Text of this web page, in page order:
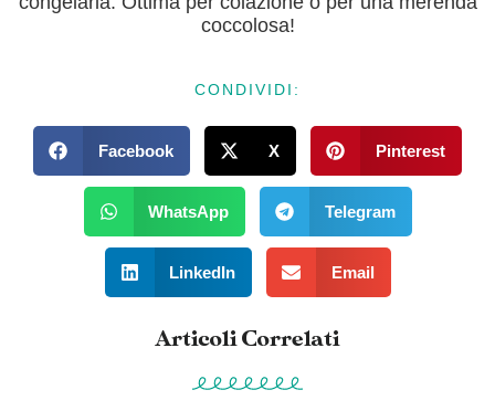
coccolosa!
CONDIVIDI:
Facebook X Pinterest
WhatsApp Telegram
LinkedIn Email
Articoli Correlati